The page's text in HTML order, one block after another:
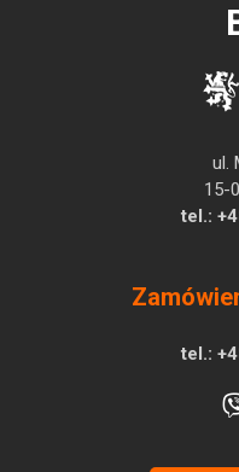
ul.
15-
tel.:
tel.: